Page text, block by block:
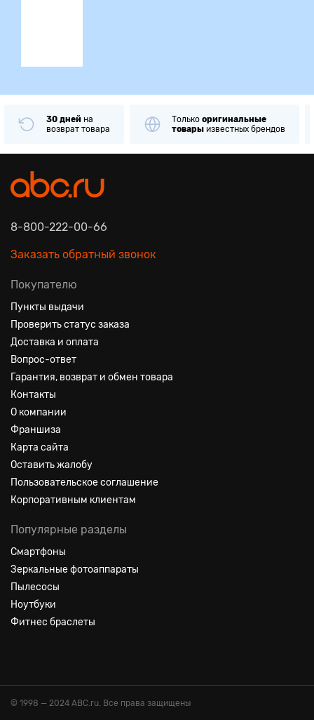
30 дней на
возврат товара
Только оригинальные
товары известных брендов
8-800-222-00-66
Заказать обратный звонок
Покупателю
Пункты выдачи
Проверить статус заказа
Доставка и оплата
Вопрос-ответ
Гарантия, возврат и обмен товара
Контакты
О компании
Франшиза
Карта сайта
Оставить жалобу
Пользовательское соглашение
Корпоративным клиентам
Популярные разделы
Смартфоны
Зеркальные фотоаппараты
Пылесосы
Ноутбуки
Фитнес браслеты
© 1998 — 2024 ABC.ru. Все права защищены